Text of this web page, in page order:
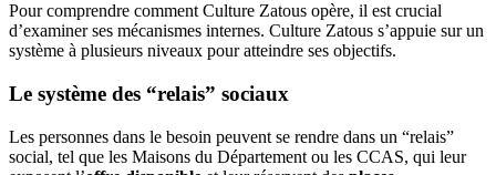
Pour comprendre comment Culture Zatous opère, il est crucial
d’examiner ses mécanismes internes. Culture Zatous s’appuie sur un
système à plusieurs niveaux pour atteindre ses objectifs.
Le système des “relais” sociaux
Les personnes dans le besoin peuvent se rendre dans un “relais”
social, tel que les Maisons du Département ou les CCAS, qui leur